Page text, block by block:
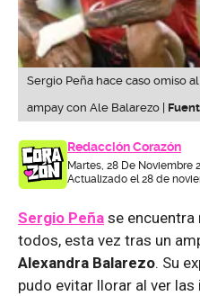
Sergio Peña hace caso omiso
ampay con Ale Balarezo |
Redacción Corazón
Martes, 28 De Noviembre
Actualizado el 28 de
Sergio Peña se encuentra
todos, esta vez tras un
Alexandra Balarezo. Su
pudo evitar llorar al ver